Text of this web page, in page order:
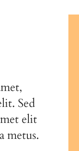
Sed
elit
metus.